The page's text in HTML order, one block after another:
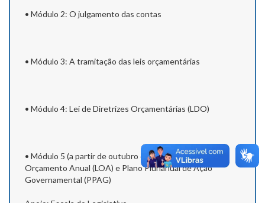
• Módulo 2: O julgamento das contas
• Módulo 3: A tramitação das leis orçamentárias
• Módulo 4: Lei de Diretrizes Orçamentárias (LDO)
• Módulo 5 (a partir de outubro de 2026): Lei de
Orçamento Anual (LOA) e Plano Plurianual de Ação
Governamental (PPAG)